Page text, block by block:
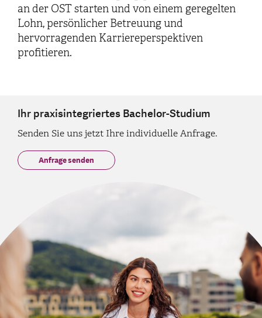
an der OST starten und von einem geregelten
Lohn, persönlicher Betreuung und
hervorragenden Karriereperspektiven
profitieren.
Ihr praxisintegriertes Bachelor-Studium
Senden Sie uns jetzt Ihre individuelle Anfrage.
Anfrage senden